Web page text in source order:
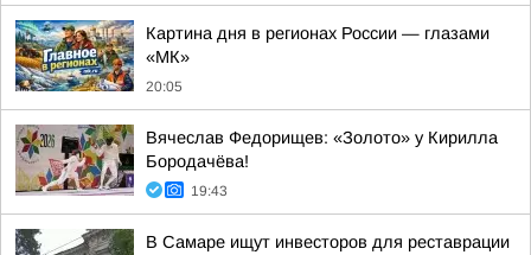
Картина дня в регионах России — глазами
«МК»
20:05
Вячеслав Федорищев: «Золото» у Кирилла
Бородачёва!
19:43
В Самаре ищут инвесторов для реставрации